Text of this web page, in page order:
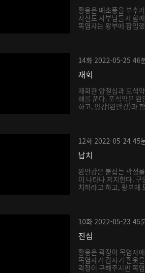
황용은 매초풍을 부추
자신도 사부님들과 함
목염자는 왕부에 잠입
14화 2022-05-25 46
재회
재회한 양철심과 포석
해를 푼다. 포석약은
하고, 양강(완안강)과
12화 2022-05-24 45
납치
완안강은 붙잡는 곽정
이 나타나 저지한다.
치하라고 하고, 왕부에
10화 2022-05-23 45
진심
황용은 곽정이 목염자
목염자가 갑자기 흰옷
곽정이 구해주지만 목